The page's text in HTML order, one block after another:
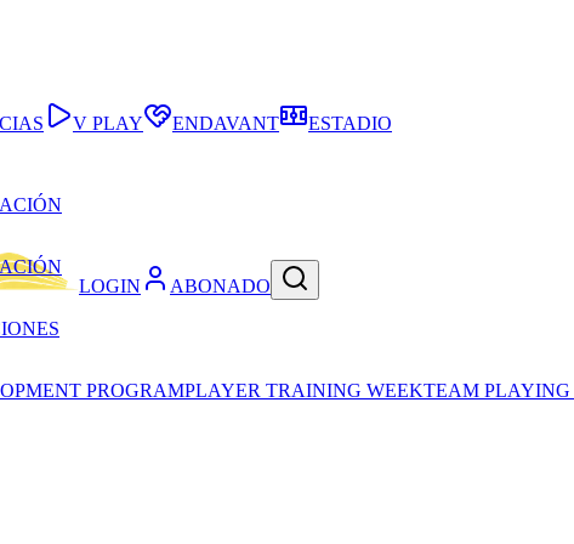
LOGIN ABONADO
V PLAY ENDAVANT ESTADIO
PROGRAMPLAYER TRAINING WEEKTEAM PLAYING